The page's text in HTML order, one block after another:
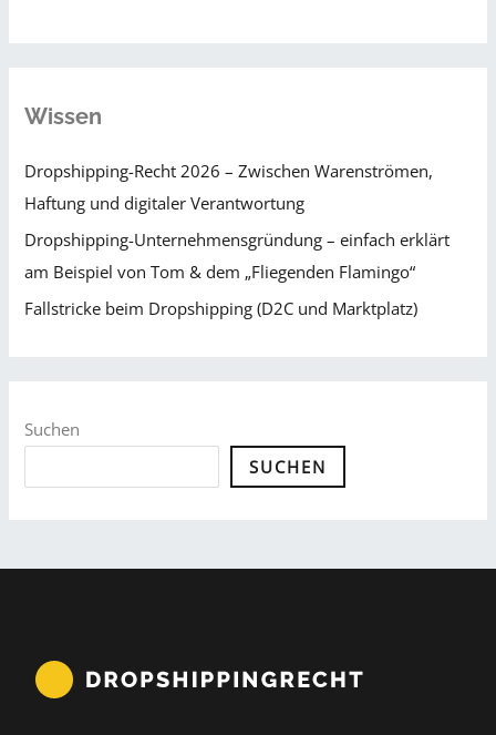
Wissen
Dropshipping-Recht 2026 – Zwischen Warenströmen,
Haftung und digitaler Verantwortung
Dropshipping-Unternehmensgründung – einfach erklärt
am Beispiel von Tom & dem „Fliegenden Flamingo“
Fallstricke beim Dropshipping (D2C und Marktplatz)
Suchen
SUCHEN